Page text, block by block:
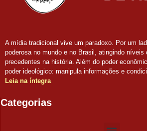
A mídia tradicional vive um paradoxo. Por um
poderosa no mundo e no Brasil, atingindo níveis
precedentes na história. Além do poder
poder ideológico: manipula informações e
Leia na íntegra
Categorias